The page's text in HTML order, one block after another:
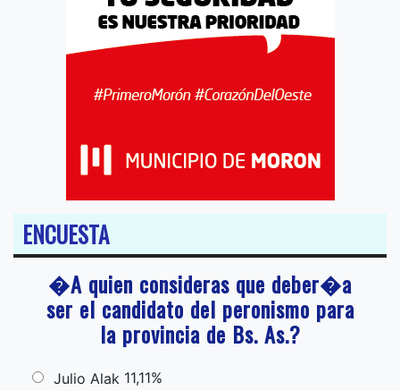
ENCUESTA
�A quien consideras que deber�a
ser el candidato del peronismo para
la provincia de Bs. As.?
Julio Alak 11,11%